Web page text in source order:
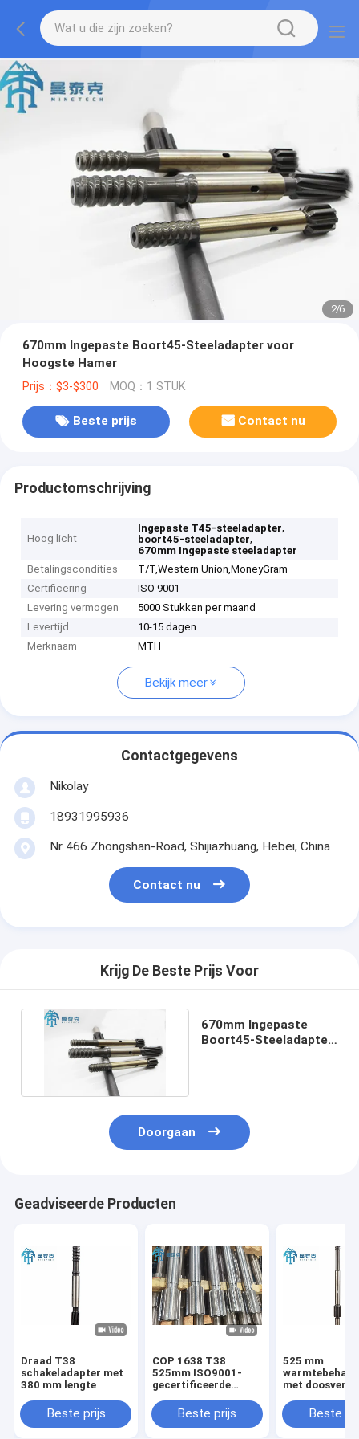
2/6
670mm Ingepaste Boort45-Steeladapter voor
Hoogste Hamer
Prijs：$3-$300 MOQ：1 STUK
Beste prijs Contact nu
Productomschrijving
Hoog licht
Ingepaste T45-steeladapter,
boort45-steeladapter,
670mm Ingepaste steeladapter
Betalingscondities
T/T,Western Union,MoneyGram
Certificering
ISO 9001
Levering vermogen
5000 Stukken per maand
Levertijd
10-15 dagen
Merknaam
MTH
Bekijk meer
Contactgegevens
Nikolay
18931995936
Nr 466 Zhongshan-Road, Shijiazhuang, Hebei, China
Contact nu
Krijg De Beste Prijs Voor
670mm Ingepaste
Boort45-Steeladapter
Doorgaan
Geadviseerde Producten
Draad T38
schakeladapter met
380 mm lengte
Beste prijs
COP 1638 T38
525mm ISO9001-
gecertificeerde
infrastructuurconstructie
en boorwerk
Beste prijs
525 mm
met
mijnbouw
Beste